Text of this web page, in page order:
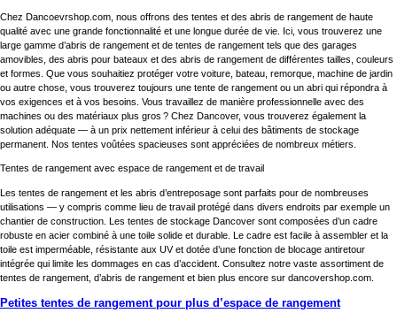
Chez Dancoevrshop.com, nous offrons des tentes et des abris de rangement de haute
qualité avec une grande fonctionnalité et une longue durée de vie. Ici, vous trouverez une
large gamme d’abris de rangement et de tentes de rangement tels que des garages
amovibles, des abris pour bateaux et des abris de rangement de différentes tailles, couleurs
et formes. Que vous souhaitiez protéger votre voiture, bateau, remorque, machine de jardin
ou autre chose, vous trouverez toujours une tente de rangement ou un abri qui répondra à
vos exigences et à vos besoins. Vous travaillez de manière professionnelle avec des
machines ou des matériaux plus gros ? Chez Dancover, vous trouverez également la
solution adéquate — à un prix nettement inférieur à celui des bâtiments de stockage
permanent. Nos tentes voûtées spacieuses sont appréciées de nombreux métiers.
Tentes de rangement avec espace de rangement et de travail
Les tentes de rangement et les abris d’entreposage sont parfaits pour de nombreuses
utilisations — y compris comme lieu de travail protégé dans divers endroits par exemple un
chantier de construction. Les tentes de stockage Dancover sont composées d’un cadre
robuste en acier combiné à une toile solide et durable. Le cadre est facile à assembler et la
toile est imperméable, résistante aux UV et dotée d’une fonction de blocage antiretour
intégrée qui limite les dommages en cas d’accident. Consultez notre vaste assortiment de
tentes de rangement, d’abris de rangement et bien plus encore sur dancovershop.com.
Petites tentes de rangement pour plus d’espace de rangement